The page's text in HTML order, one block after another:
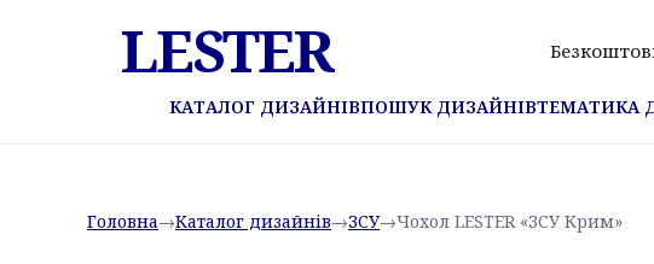
LESTER
КАТАЛОГ ДИЗАЙНІВПОШУК ДИЗАЙНІВТЕМАТИКА
Головна→Каталог дизайнів→ЗСУ→Чохол LESTER «ЗСУ Крим»